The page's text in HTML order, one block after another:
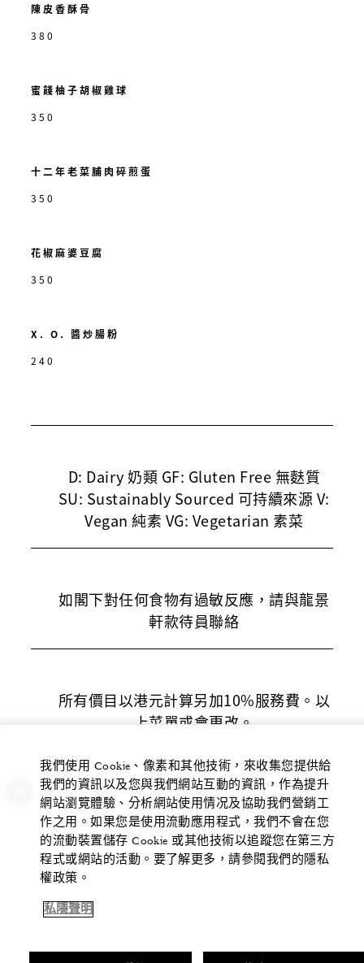
陳皮香酥骨
380
蜜餞柚子胡椒雞球
350
十二年老菜脯肉碎煎蛋
350
花椒麻婆豆腐
350
X. O. 醬炒腸粉
240
D: Dairy 奶類 GF: Gluten Free 無麩質
SU: Sustainably Sourced 可持續來源 V:
Vegan 純素 VG: Vegetarian 素菜
如閣下對任何食物有過敏反應，請與龍景
軒款待員聯絡
所有價目以港元計算另加10%服務費。以
上菜單或會更改。
我們使用 Cookie、像素和其他技術，來收集您提供給
我們的資訊以及您與我們網站互動的資訊，作為提升
網站瀏覽體驗、分析網站使用情况及協助我們營銷工
作之用。如果您是使用流動應用程式，我們不會在您
的流動裝置儲存 Cookie 或其他技術以追蹤您在第三方
程式或網站的活動。要了解更多，請參閱我們的隱私
權政策。
私隱聲明